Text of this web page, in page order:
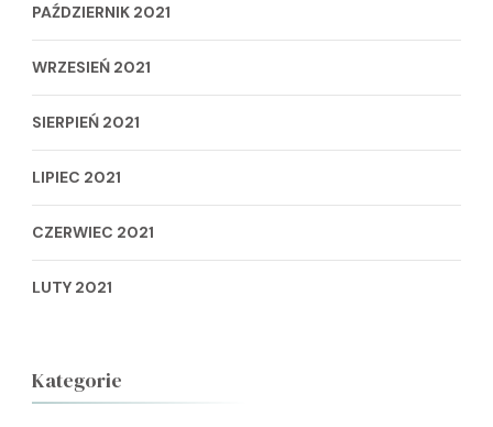
PAŹDZIERNIK 2021
WRZESIEŃ 2021
SIERPIEŃ 2021
LIPIEC 2021
CZERWIEC 2021
LUTY 2021
Kategorie